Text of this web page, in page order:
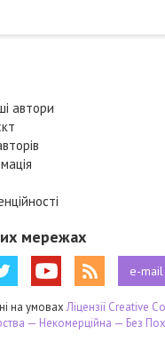
автори
мережах
e-mail
на умовах Ліцензії Creative
— Некомерційна — Без